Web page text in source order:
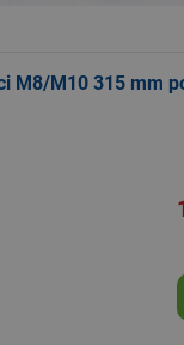
M8/M10 315 mm